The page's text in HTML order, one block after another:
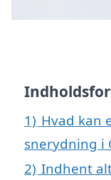
1) Hvad kan
snerydning i
2) Indhent